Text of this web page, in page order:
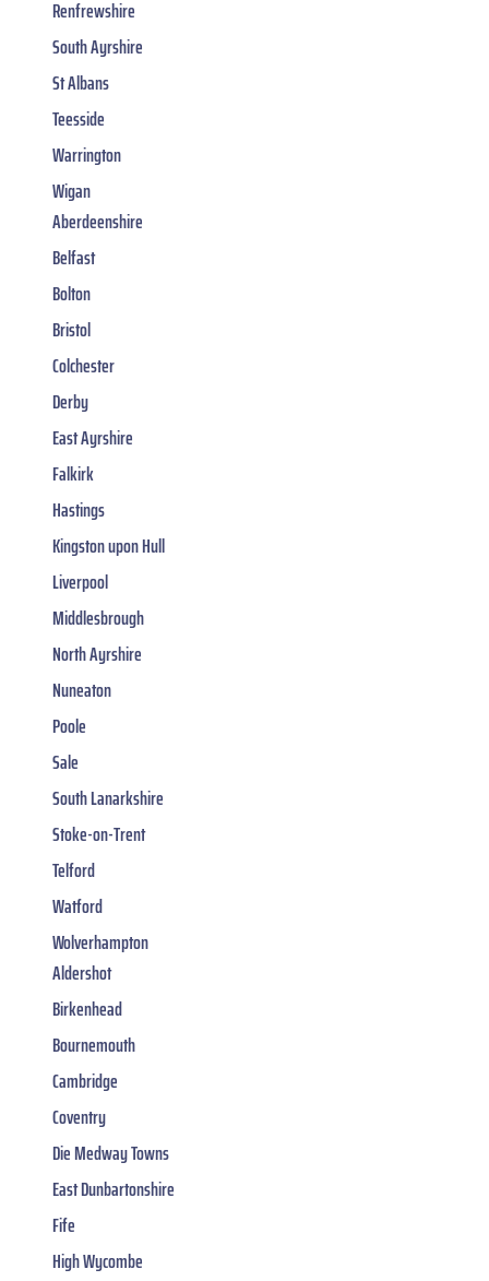
Renfrewshire
South Ayrshire
St Albans
Teesside
Warrington
Wigan
Aberdeenshire
Belfast
Bolton
Bristol
Colchester
Derby
East Ayrshire
Falkirk
Hastings
Kingston upon Hull
Liverpool
Middlesbrough
North Ayrshire
Nuneaton
Poole
Sale
South Lanarkshire
Stoke-on-Trent
Telford
Watford
Wolverhampton
Aldershot
Birkenhead
Bournemouth
Cambridge
Coventry
Die Medway Towns
East Dunbartonshire
Fife
High Wycombe